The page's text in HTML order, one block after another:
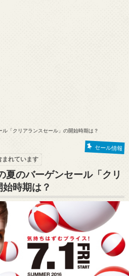
ル「クリアランスセール」の開始時期は？
セール情報
れています
夏のバーゲンセール「クリ
時期は？